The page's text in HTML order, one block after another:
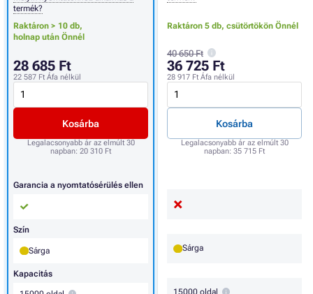
Raktáron 5 db, csütörtökön Önnél
40 650 Ft
36 725 Ft
28 917 Ft Áfa nélkül
Kosárba
Legalacsonyabb ár az elmúlt 30
napban: 35 715 Ft
Sárga
15000 oldal
termék?
Raktáron > 10 db,
holnap után Önnél
28 685 Ft
22 587 Ft Áfa nélkül
Kosárba
Legalacsonyabb ár az elmúlt 30
napban: 20 310 Ft
Garancia a nyomtatósérülés ellen
Szín
Sárga
Kapacitás